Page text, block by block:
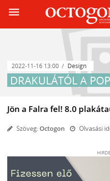
menu
2022-11-16 13:00 Design
DRAKULÁTÓL A
Jön a Falra fel! 8.0
Szöveg:Octogon Olvasási